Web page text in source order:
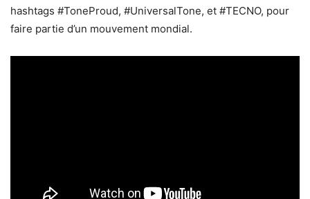
hashtags #ToneProud, #UniversalTone, et #TECNO, pour
faire partie d’un mouvement mondial.